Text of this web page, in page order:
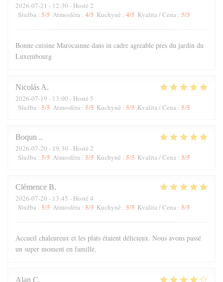
2026-07-21 - 12:30 - Hosté 2
Služba : 5/5 Atmosféra : 4/5 Kuchyně : 4/5 Kvalita / Cena : 5/5
Bonne cuisine Marocainne dans in cadre agreable pres du jardin du
Luxembourg
Nicolás A
2026-07-19 - 13:00 - Hosté 5
Služba : 5/5 Atmosféra : 5/5 Kuchyně : 5/5 Kvalita / Cena : 5/5
Boqun .
2026-07-20 - 19:30 - Hosté 2
Služba : 5/5 Atmosféra : 5/5 Kuchyně : 5/5 Kvalita / Cena : 5/5
Clémence B
2026-07-20 - 13:45 - Hosté 4
Služba : 5/5 Atmosféra : 5/5 Kuchyně : 5/5 Kvalita / Cena : 5/5
Accueil chaleureux et les plats étaient délicieux. Nous avons passé
un super moment en famille.
Alan C